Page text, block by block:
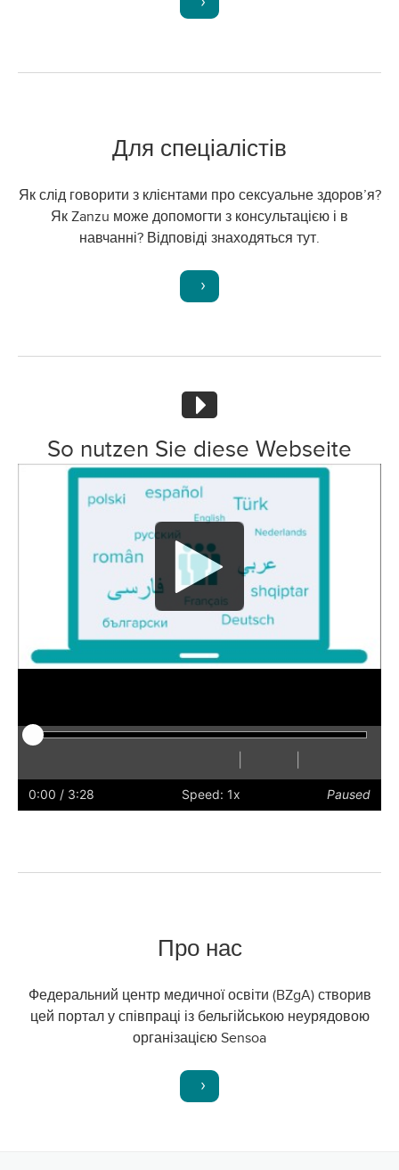
Для спеціалістів
Як слід говорити з клієнтами про сексуальне здоров’я?
Як Zanzu може допомогти з консультацією і в
навчанні? Відповіді знаходяться тут.
So nutzen Sie diese Webseite
Hide
captions
FasterSlower
full
screen
0:00 / 3:28 Speed: 1x Paused
Про нас
Федеральний центр медичної освіти (BZgA) створив
цей портал у співпраці із бельгійською неурядовою
організацією Sensoa